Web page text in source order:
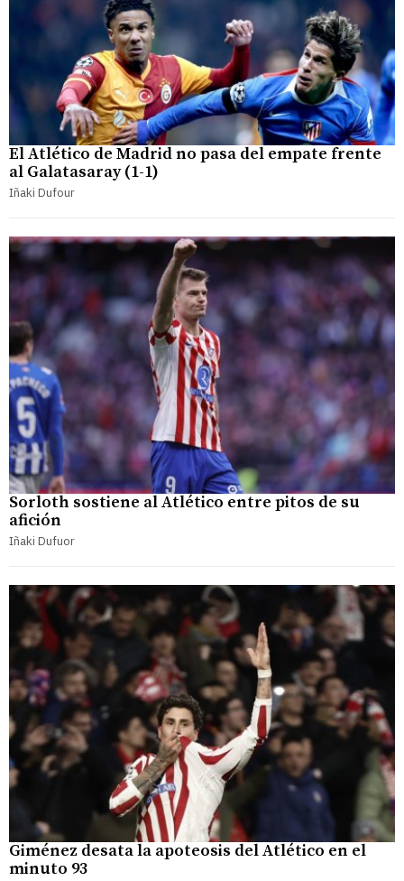
El Atlético de Madrid no pasa del empate frente
al Galatasaray (1-1)
Iñaki Dufour
Sorloth sostiene al Atlético entre pitos de su
afición
Iñaki Dufuor
Giménez desata la apoteosis del Atlético en el
minuto 93